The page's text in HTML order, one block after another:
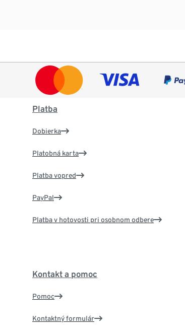
Platba
Dobierka
Platobná karta
Platba vopred
PayPal
Platba v hotovosti pri osobnom odbere
Kontakt a pomoc
Pomoc
Kontaktný formulár